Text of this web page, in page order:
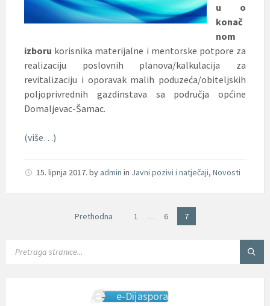
u o
konač
nom
izboru korisnika materijalne i mentorske potpore za
realizaciju poslovnih planova/kalkulacija za
revitalizaciju i oporavak malih poduzeća/obiteljskih
poljoprivrednih gazdinstava sa područja općine
Domaljevac-Šamac.
(više…)
15. lipnja 2017. by admin in Javni pozivi i natječaji, Novosti
Prethodna 1 … 6 7
e-Dijaspora